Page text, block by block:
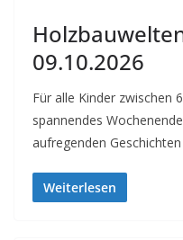
09.10.2026
Für alle Kinder zwischen
spannendes
aufregenden Geschichten
Weiterlesen